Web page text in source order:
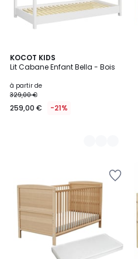
KOCOT KIDS
Lit Cabane Enfant Bella - Bois
à partir de
329,00 €
259,00 € -21%
2
Couleurs